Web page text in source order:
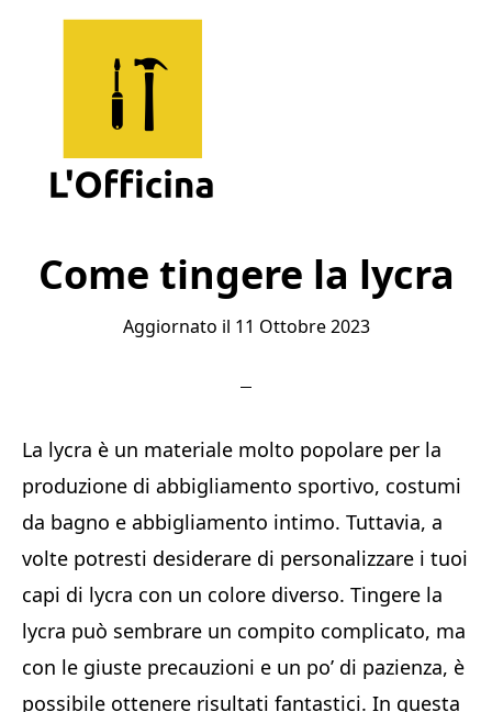
Sito
per
Come tingere la lycra
Aggiornato il 11 Ottobre 2023
La lycra è un materiale molto popolare per la
produzione di abbigliamento sportivo, costumi
da bagno e abbigliamento intimo. Tuttavia, a
volte potresti desiderare di personalizzare i tuoi
capi di lycra con un colore diverso. Tingere la
lycra può sembrare un compito complicato, ma
con le giuste precauzioni e un po’ di pazienza, è
possibile ottenere risultati fantastici. In questa